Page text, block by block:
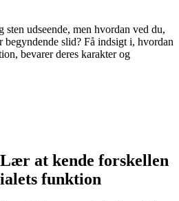
udseende, men hvordan ved du,
begyndende slid? Få indsigt i, hvordan
bevarer deres karakter og
at kende forskellen
funktion